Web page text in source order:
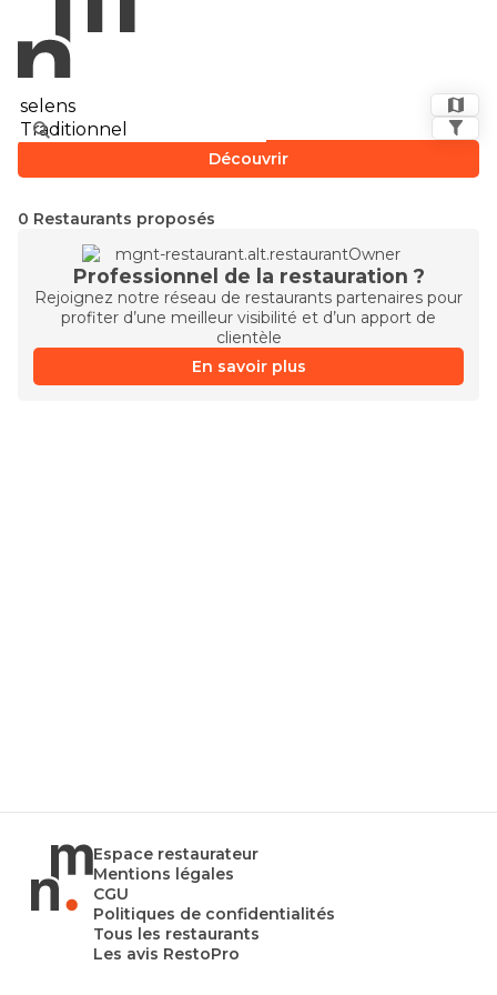
Découvrir
0 Restaurants proposés
Professionnel de la restauration ?
Rejoignez notre réseau de restaurants partenaires pour
profiter d’une meilleur visibilité et d’un apport de
clientèle
En savoir plus
Espace restaurateur
Mentions légales
CGU
Politiques de confidentialités
Tous les restaurants
Les avis RestoPro